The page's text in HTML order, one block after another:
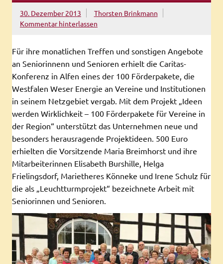
30. Dezember 2013
Thorsten Brinkmann
Kommentar hinterlassen
Für ihre monatlichen Treffen und sonstigen Angebote
an Seniorinnenn und Senioren erhielt die Caritas-
Konferenz in Alfen eines der 100 Förderpakete, die
Westfalen Weser Energie an Vereine und Institutionen
in seinem Netzgebiet vergab. Mit dem Projekt „Ideen
werden Wirklichkeit – 100 Förderpakete für Vereine in
der Region“ unterstützt das Unternehmen neue und
besonders herausragende Projektideen. 500 Euro
erhielten die Vorsitzende Maria Breimhorst und ihre
Mitarbeiterinnen Elisabeth Burshille, Helga
Frielingsdorf, Marietheres Könneke und Irene Schulz für
die als „Leuchtturmprojekt“ bezeichnete Arbeit mit
Seniorinnen und Senioren.